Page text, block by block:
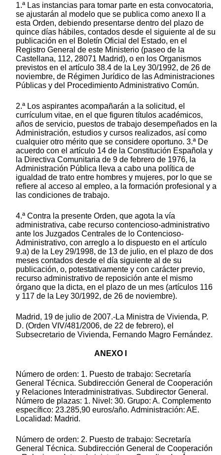
1.ª Las instancias para tomar parte en esta convocatoria,
se ajustarán al modelo que se publica como anexo II a
esta Orden, debiendo presentarse dentro del plazo de
quince días hábiles, contados desde el siguiente al de su
publicación en el Boletín Oficial del Estado, en el
Registro General de este Ministerio (paseo de la
Castellana, 112, 28071 Madrid), o en los Organismos
previstos en el artículo 38.4 de la Ley 30/1992, de 26 de
noviembre, de Régimen Jurídico de las Administraciones
Públicas y del Procedimiento Administrativo Común.
2.ª Los aspirantes acompañarán a la solicitud, el
currículum vitae, en el que figuren títulos académicos,
años de servicio, puestos de trabajo desempeñados en la
Administración, estudios y cursos realizados, así como
cualquier otro mérito que se considere oportuno. 3.ª De
acuerdo con el artículo 14 de la Constitución Española y
la Directiva Comunitaria de 9 de febrero de 1976, la
Administración Pública lleva a cabo una política de
igualdad de trato entre hombres y mujeres, por lo que se
refiere al acceso al empleo, a la formación profesional y a
las condiciones de trabajo.
4.ª Contra la presente Orden, que agota la vía
administrativa, cabe recurso contencioso-administrativo
ante los Juzgados Centrales de lo Contencioso-
Administrativo, con arreglo a lo dispuesto en el artículo
9.a) de la Ley 29/1998, de 13 de julio, en el plazo de dos
meses contados desde el día siguiente al de su
publicación, o, potestativamente y con carácter previo,
recurso administrativo de reposición ante el mismo
órgano que la dicta, en el plazo de un mes (artículos 116
y 117 de la Ley 30/1992, de 26 de noviembre).
Madrid, 19 de julio de 2007.-La Ministra de Vivienda, P.
D. (Orden VIV/481/2006, de 22 de febrero), el
Subsecretario de Vivienda, Fernando Magro Fernández.
ANEXO I
Número de orden: 1. Puesto de trabajo: Secretaría
General Técnica. Subdirección General de Cooperación
y Relaciones Interadministrativas. Subdirector General.
Número de plazas: 1. Nivel: 30. Grupo: A. Complemento
específico: 23.285,90 euros/año. Administración: AE.
Localidad: Madrid.
Número de orden: 2. Puesto de trabajo: Secretaría
General Técnica. Subdirección General de Cooperación